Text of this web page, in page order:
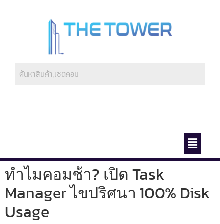
ทำไมคอมช้า? เปิด Task
Manager ไขปริศนา 100% Disk
Usage